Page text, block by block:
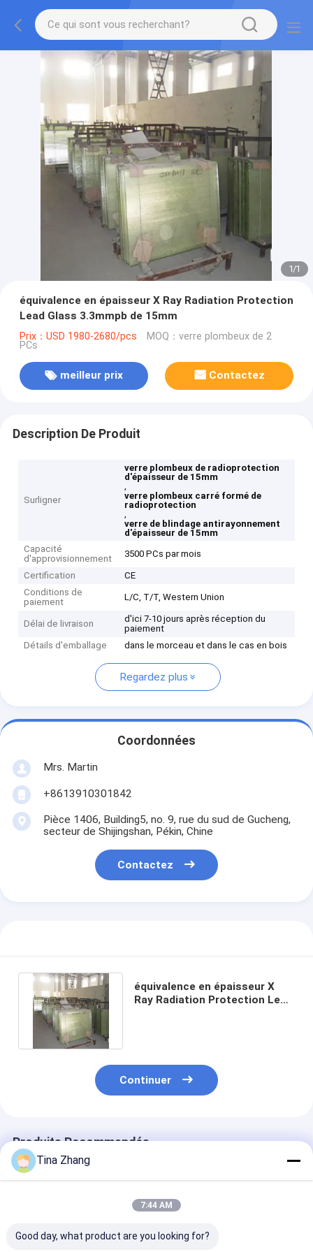
1/1
équivalence en épaisseur X Ray Radiation Protection
Lead Glass 3.3mmpb de 15mm
Prix：USD 1980-2680/pcs MOQ：verre plombeux de 2
PCs
meilleur prix Contactez
Description De Produit
Surligner
verre plombeux de radioprotection
d'épaisseur de 15mm
,
verre plombeux carré formé de
radioprotection
,
verre de blindage antirayonnement
d'épaisseur de 15mm
Capacité
d'approvisionnement
3500 PCs par mois
Certification
CE
Conditions de
paiement
L/C, T/T, Western Union
Délai de livraison
d'ici 7-10 jours après réception du
paiement
Détails d'emballage
dans le morceau et dans le cas en bois
Regardez plus
Coordonnées
Mrs. Martin
+8613910301842
Pièce 1406, Building5, no. 9, rue du sud de Gucheng,
secteur de Shijingshan, Pékin, Chine
Contactez
équivalence en épaisseur X
Ray Radiation Protection Lead
Continuer
Produits Recommandés
Tina Zhang
7:44 AM
Good day, what product are you looking for?